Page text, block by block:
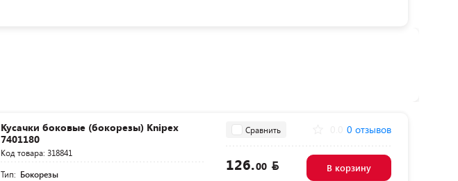
Кусачки боковые (бокорезы) Knipex
7401180
Код товара: 318841
Тип: Бокорезы
Сравнить 0 отзывов
126.00 В корзину